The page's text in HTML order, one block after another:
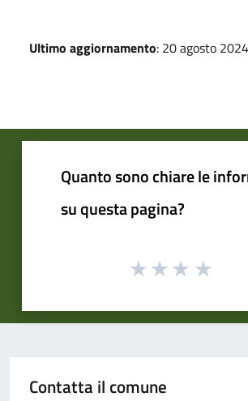
Ultimo aggiornamento: 20 agosto
Quanto sono chiare le
su questa pagina?
Contatta il comune